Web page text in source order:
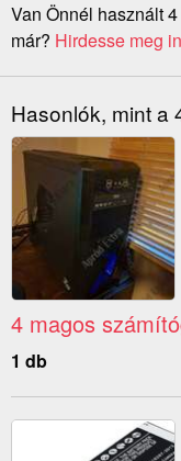
Van Önnél használt
már? Hirdesse meg
Hasonlók, mint a
4 magos
1 db